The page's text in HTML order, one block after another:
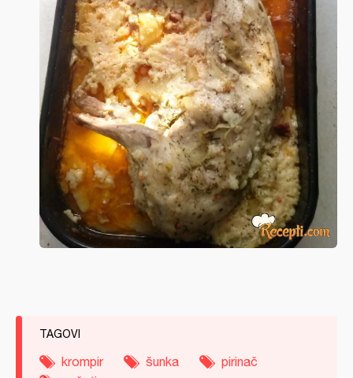
TAGOVI
krompir šunka
pirinač